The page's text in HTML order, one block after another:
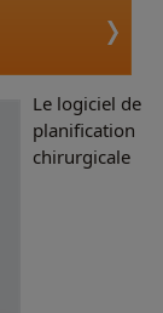
Le logiciel de
planification
chirurgicale